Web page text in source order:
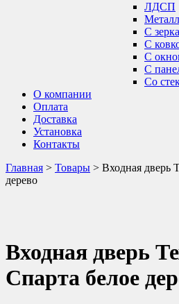
ЛДСП
С
С
С
С
Со
О компании
Оплата
Доставка
Установка
Контакты
Главная > Товары > Входная дверь
дерево
Входная дверь
Спарта белое